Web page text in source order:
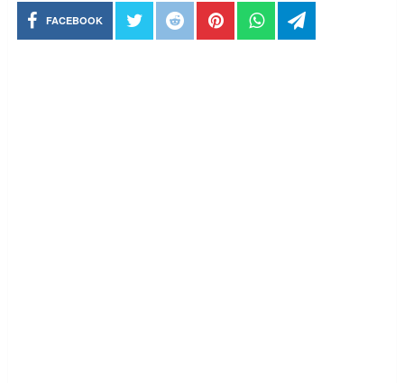
FACEBOOK